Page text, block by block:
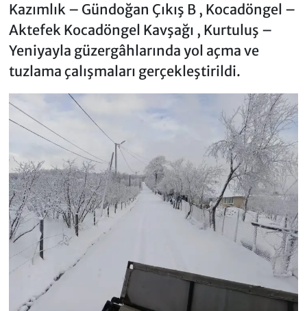
Kazımlık – Gündoğan Çıkış B , Kocadöngel –
Aktefek Kocadöngel Kavşağı , Kurtuluş –
Yeniyayla güzergâhlarında yol açma ve
tuzlama çalışmaları gerçekleştirildi.